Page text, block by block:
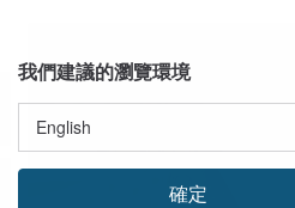
我們建議的瀏覽環境
確定